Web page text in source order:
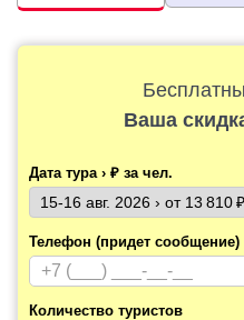
Ваша
Дата тура › ₽ за чел.
Телефон (придет сообщение)
Количество туристов